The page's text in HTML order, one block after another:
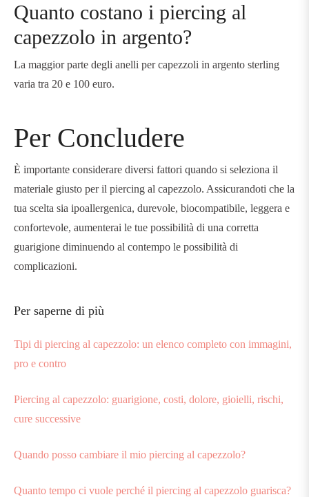
Quanto costano i piercing al
capezzolo in argento?
La maggior parte degli anelli per capezzoli in argento sterling
varia tra 20 e 100 euro.
Per Concludere
È importante considerare diversi fattori quando si seleziona il
materiale giusto per il piercing al capezzolo. Assicurandoti che la
tua scelta sia ipoallergenica, durevole, biocompatibile, leggera e
confortevole, aumenterai le tue possibilità di una corretta
guarigione diminuendo al contempo le possibilità di
complicazioni.
Per saperne di più
Tipi di piercing al capezzolo: un elenco completo con immagini,
pro e contro
Piercing al capezzolo: guarigione, costi, dolore, gioielli, rischi,
cure successive
Quando posso cambiare il mio piercing al capezzolo?
Quanto tempo ci vuole perché il piercing al capezzolo guarisca?